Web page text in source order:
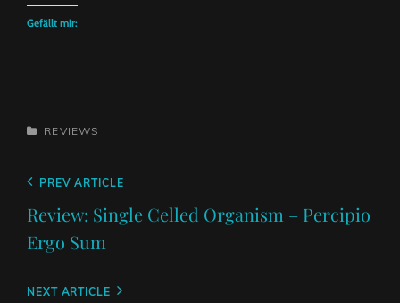
Gefällt mir:
CATEGORIES
REVIEWS
Beitragsnavigation
Previous
PREV ARTICLE
Review: Single Celled Organism – Percipio
Ergo Sum
Next
NEXT ARTICLE